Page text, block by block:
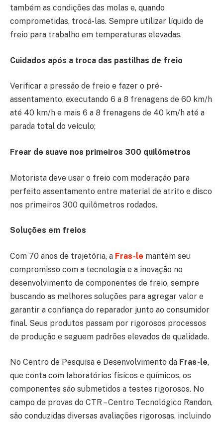
também as condições das molas e, quando
comprometidas, trocá-las. Sempre utilizar líquido de
freio para trabalho em temperaturas elevadas.
Cuidados após a troca das pastilhas de freio
Verificar a pressão de freio e fazer o pré-
assentamento, executando 6 a 8 frenagens de 60 km/h
até 40 km/h e mais 6 a 8 frenagens de 40 km/h até a
parada total do veículo;
Frear de suave nos primeiros 300 quilômetros
Motorista deve usar o freio com moderação para
perfeito assentamento entre material de atrito e disco
nos primeiros 300 quilômetros rodados.
Soluções em freios
Com 70 anos de trajetória, a Fras-le mantém seu
compromisso com a tecnologia e a inovação no
desenvolvimento de componentes de freio, sempre
buscando as melhores soluções para agregar valor e
garantir a confiança do reparador junto ao consumidor
final. Seus produtos passam por rigorosos processos
de produção e seguem padrões elevados de qualidade.
No Centro de Pesquisa e Desenvolvimento da Fras-le,
que conta com laboratórios físicos e químicos, os
componentes são submetidos a testes rigorosos. No
campo de provas do CTR – Centro Tecnológico Randon,
são conduzidas diversas avaliações rigorosas, incluindo